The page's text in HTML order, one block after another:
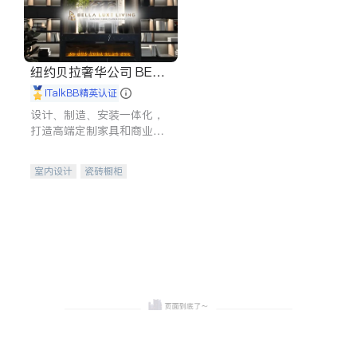
纽约贝拉奢华公司 BELL
A LUXE
iTalkBB精英认证
设计、制造、安装一体化，
打造高端定制家具和商业空
室内设计
瓷砖橱柜